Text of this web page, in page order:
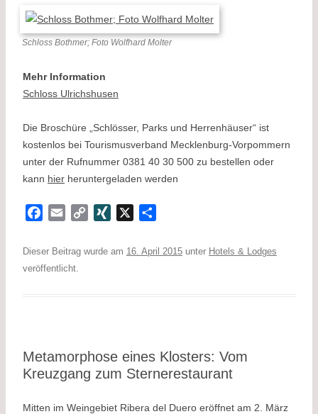
Schloss Bothmer; Foto Wolfhard Molter
Mehr Information
Schloss Ulrichshusen
Die Broschüre „Schlösser, Parks und Herrenhäuser“ ist
kostenlos bei Tourismusverband Mecklenburg-Vorpommern
unter der Rufnummer 0381 40 30 500 zu bestellen oder
kann hier heruntergeladen werden
e
a
i
Dieser Beitrag wurde am 16. April 2015 unter Hotels & Lodges
veröffentlicht.
Metamorphose eines Klosters: Vom
Kreuzgang zum Sternerestaurant
Mitten im Weingebiet Ribera del Duero eröffnet am 2. März